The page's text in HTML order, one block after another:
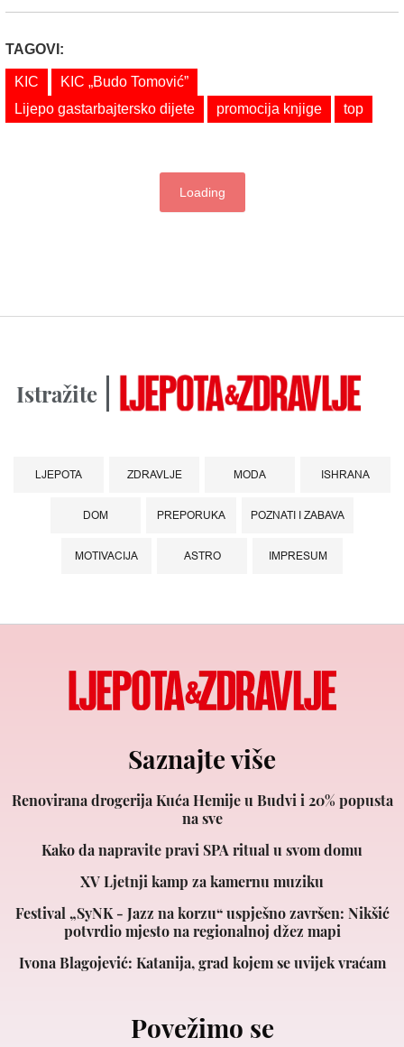
TAGOVI:
KIC
KIC „Budo Tomović”
Lijepo gastarbajtersko dijete
promocija knjige top
Loading
Istražite
LJEPOTA ZDRAVLJE MODA ISHRANA
DOM PREPORUKA POZNATI I ZABAVA
MOTIVACIJA ASTRO IMPRESUM
Saznajte više
Renovirana drogerija Kuća Hemije u Budvi i 20% popusta
na sve
Kako da napravite pravi SPA ritual u svom domu
XV Ljetnji kamp za kamernu muziku
Festival „SyNK - Jazz na korzu“ uspješno završen: Nikšić
potvrdio mjesto na regionalnoj džez mapi
Ivona Blagojević: Katanija, grad kojem se uvijek vraćam
Povežimo se